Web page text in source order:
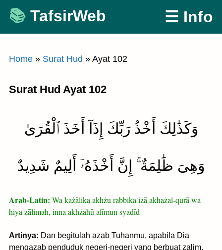
Skip
content
TafsirWeb ☰ Info
Home » Surat Hud » Ayat 102
Surat Hud Ayat 102
وَكَذَٰلِكَ أَخْذُ رَبِّكَ إِذَآ أَخَذَ ٱلْقُرَىٰ
وَهِىَ ظَٰلِمَةٌ ۚ إِنَّ أَخْذَهُۥٓ أَلِيمٌ شَدِيدٌ
Arab-Latin: Wa każālika akhżu rabbika iżā akhażal-qurā wa
hiya ẓālimah, inna akhżahū alīmun syadīd
Artinya: Dan begitulah azab Tuhanmu, apabila Dia
mengazab penduduk negeri-negeri yang berbuat zalim.